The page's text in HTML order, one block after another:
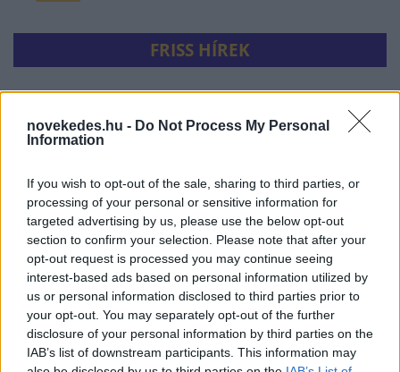
novekedes.hu - Do Not Process My Personal
Information
If you wish to opt-out of the sale, sharing to third parties, or
processing of your personal or sensitive information for
targeted advertising by us, please use the below opt-out
section to confirm your selection. Please note that after your
opt-out request is processed you may continue seeing
interest-based ads based on personal information utilized by
us or personal information disclosed to third parties prior to
your opt-out. You may separately opt-out of the further
disclosure of your personal information by third parties on the
IAB’s list of downstream participants. This information may
FRISS HÍREK
Elérkezett a fordulópont:megállt a Duna
apadása, hétvégére javulás várható